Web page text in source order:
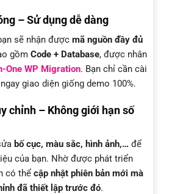
– Sử dụng dễ dàng
sẽ nhận được mã nguồn đầy đủ
gồm Code + Database, được nhân
One WP Migration. Bạn chỉ cần cài
giao diện giống demo 100%.
chỉnh – Không giới hạn số
bố cục, màu sắc, hình ảnh,… để
của bạn. Nhờ được phát triển
có thể cập nhật phiên bản mới mà
đã thiết lập trước đó.